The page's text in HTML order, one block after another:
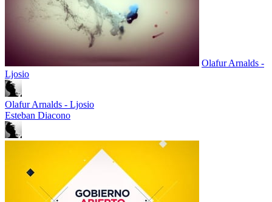
Olafur Arnalds -
Ljosio
Olafur Arnalds - Ljosio
Esteban Diacono